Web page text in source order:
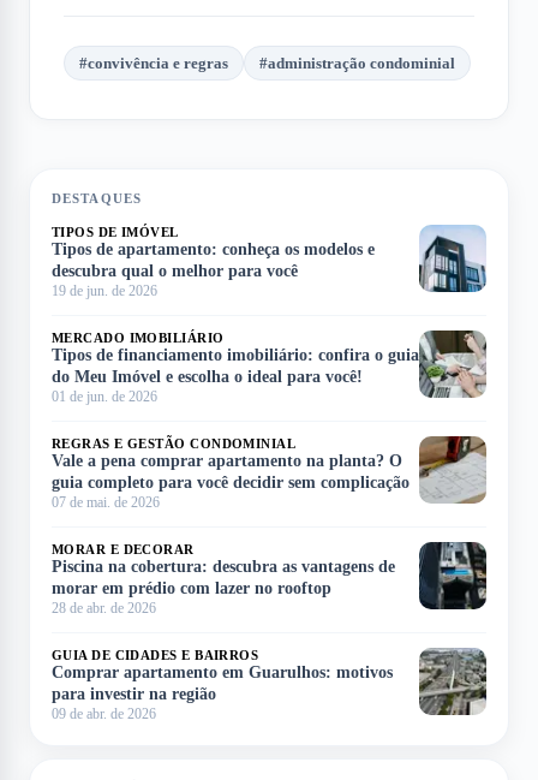
#convivência e regras #administração condominial
DESTAQUES
TIPOS DE IMÓVEL
Tipos de apartamento: conheça os modelos e
descubra qual o melhor para você
19 de jun. de 2026
MERCADO IMOBILIÁRIO
Tipos de financiamento imobiliário: confira o guia
do Meu Imóvel e escolha o ideal para você!
01 de jun. de 2026
REGRAS E GESTÃO CONDOMINIAL
Vale a pena comprar apartamento na planta? O
guia completo para você decidir sem complicação
07 de mai. de 2026
MORAR E DECORAR
Piscina na cobertura: descubra as vantagens de
morar em prédio com lazer no rooftop
28 de abr. de 2026
GUIA DE CIDADES E BAIRROS
Comprar apartamento em Guarulhos: motivos
para investir na região
09 de abr. de 2026